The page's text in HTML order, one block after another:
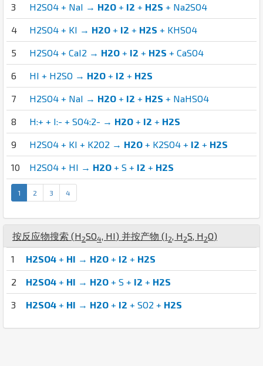
3 H2SO4 + NaI → H2O + I2 + H2S + Na2SO4
4 H2SO4 + KI → H2O + I2 + H2S + KHSO4
5 H2SO4 + CaI2 → H2O + I2 + H2S + CaSO4
6 HI + H2SO → H2O + I2 + H2S
7 H2SO4 + NaI → H2O + I2 + H2S + NaHSO4
8 H:+ + I:- + SO4:2- → H2O + I2 + H2S
9 H2SO4 + KI + K2O2 → H2O + K2SO4 + I2 + H2S
10 H2SO4 + HI → H2O + S + I2 + H2S
1 2 3 4
按反应物搜索 (H 2SO4, HI) 并按产物 (I 2, H 2S, H 2O)
1 H2SO4 + HI → H2O + I2 + H2S
2 H2SO4 + HI → H2O + S + I2 + H2S
3 H2SO4 + HI → H2O + I2 + SO2 + H2S